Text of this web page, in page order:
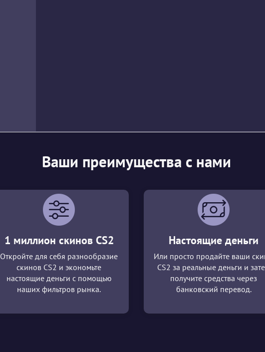
Ваши преимущества с нами
1 миллион скинов CS2
Откройте для себя разнообразие
скинов CS2 и экономьте
настоящие деньги с помощью
наших фильтров рынка.
Настоящие деньги
Или просто продайте ваши
CS2 за реальные деньги и
получите средства через
банковский перевод.